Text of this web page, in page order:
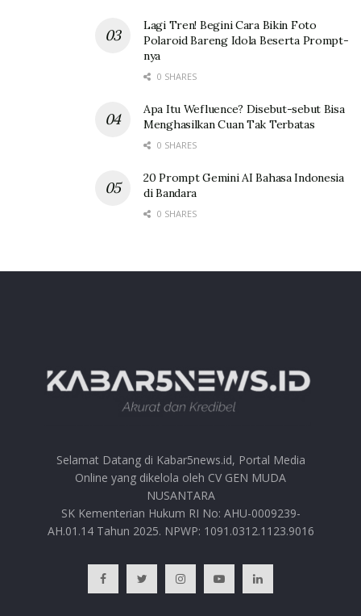
Lagi Tren! Begini Cara Bikin Foto
Polaroid Bareng Idola Beserta Prompt-
nya
0 SHARES
Apa Itu Wefluence? Disebut-sebut Bisa
Menghasilkan Cuan Tak Terbatas
0 SHARES
20 Prompt Gemini AI Bahasa Indonesia
di Bandara
0 SHARES
Selamat Datang di Kabar5news.id, Portal Media
Online yang dikelola oleh CV GEN MUDA
NUSANTARA
SK Kementerian Hukum RI No: AHU-0009239-
AH.01.14 Tahun 2025. NPWP: 1091.0312.1123.9016